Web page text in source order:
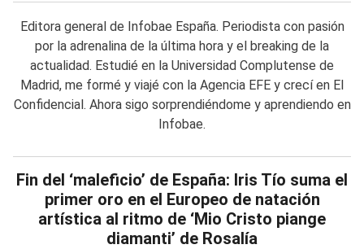
Editora general de Infobae España. Periodista con pasión
por la adrenalina de la última hora y el breaking de la
actualidad. Estudié en la Universidad Complutense de
Madrid, me formé y viajé con la Agencia EFE y crecí en El
Confidencial. Ahora sigo sorprendiéndome y aprendiendo en
Infobae.
Fin del ‘maleficio’ de España: Iris Tío suma el
primer oro en el Europeo de natación
artística al ritmo de ‘Mio Cristo piange
diamanti’ de Rosalía